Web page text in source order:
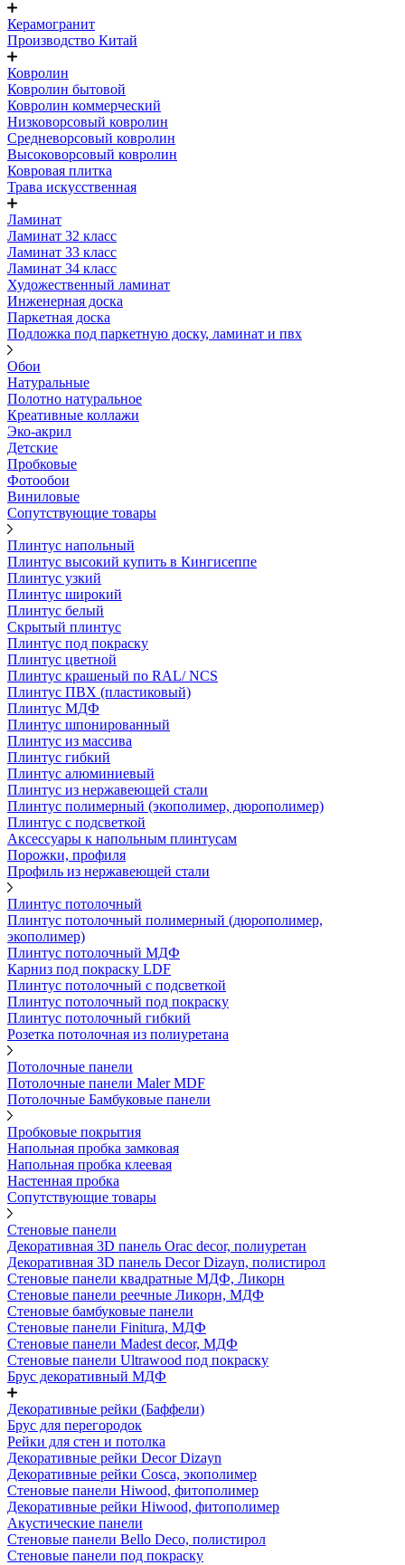
Керамогранит
Производство Китай
Ковролин
Ковролин бытовой
Ковролин коммерческий
Низковорсовый ковролин
Средневорсовый ковролин
Высоковорсовый ковролин
Ковровая плитка
Трава искусственная
Ламинат
Ламинат 32 класс
Ламинат 33 класс
Ламинат 34 класс
Художественный ламинат
Инженерная доска
Паркетная доска
Подложка под паркетную доску, ламинат и пвх
Обои
Натуральные
Полотно натуральное
Креативные коллажи
Эко-акрил
Детские
Пробковые
Фотообои
Виниловые
Сопутствующие товары
Плинтус напольный
Плинтус высокий купить в Кингисеппе
Плинтус узкий
Плинтус широкий
Плинтус белый
Скрытый плинтус
Плинтус под покраску
Плинтус цветной
Плинтус крашеный по RAL/ NCS
Плинтус ПВХ (пластиковый)
Плинтус МДФ
Плинтус шпонированный
Плинтус из массива
Плинтус гибкий
Плинтус алюминиевый
Плинтус из нержавеющей стали
Плинтус полимерный (экополимер, дюрополимер)
Плинтус с подсветкой
Аксессуары к напольным плинтусам
Порожки, профиля
Профиль из нержавеющей стали
Плинтус потолочный
Плинтус потолочный полимерный (дюрополимер,
экополимер)
Плинтус потолочный МДФ
Карниз под покраску LDF
Плинтус потолочный с подсветкой
Плинтус потолочный под покраску
Плинтус потолочный гибкий
Розетка потолочная из полиуретана
Потолочные панели
Потолочные панели Maler MDF
Потолочные Бамбуковые панели
Пробковые покрытия
Напольная пробка замковая
Напольная пробка клеевая
Настенная пробка
Сопутствующие товары
Стеновые панели
Декоративная 3D панель Orac decor, полиуретан
Декоративная 3D панель Decor Dizayn, полистирол
Стеновые панели квадратные МДФ, Ликорн
Стеновые панели реечные Ликорн, МДФ
Стеновые бамбуковые панели
Стеновые панели Finitura, МДФ
Стеновые панели Madest decor, МДФ
Стеновые панели Ultrawood под покраску
Брус декоративный МДФ
Декоративные рейки (Баффели)
Брус для перегородок
Рейки для стен и потолка
Декоративные рейки Decor Dizayn
Декоративные рейки Cosca, экополимер
Стеновые панели Hiwood, фитополимер
Декоративные рейки Hiwood, фитополимер
Акустические панели
Стеновые панели Bello Deco, полистирол
Стеновые панели под покраску